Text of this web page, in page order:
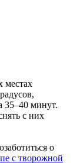
местах
35–40 минут.
с них
о
с творожной